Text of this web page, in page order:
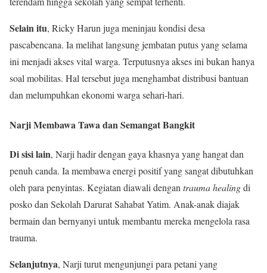
Selain itu, Ricky Harun juga meninjau kondisi desa
pascabencana. Ia melihat langsung jembatan putus yang selama
ini menjadi akses vital warga. Terputusnya akses ini bukan hanya
soal mobilitas. Hal tersebut juga menghambat distribusi bantuan
dan melumpuhkan ekonomi warga sehari-hari.
Narji Membawa Tawa dan Semangat Bangkit
Di sisi lain, Narji hadir dengan gaya khasnya yang hangat dan
penuh canda. Ia membawa energi positif yang sangat dibutuhkan
oleh para penyintas. Kegiatan diawali dengan trauma healingdi
posko dan Sekolah Darurat Sahabat Yatim. Anak-anak diajak
bermain dan bernyanyi untuk membantu mereka mengelola rasa
trauma.
Selanjutnya, Narji turut mengunjungi para petani yang